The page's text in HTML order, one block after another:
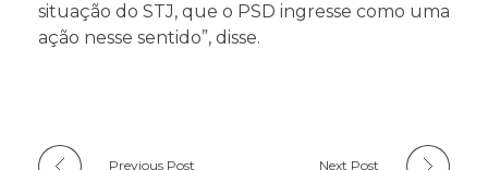
situação do STJ, que o PSD ingresse como uma
ação nesse sentido”, disse.
Previous Post Next Post